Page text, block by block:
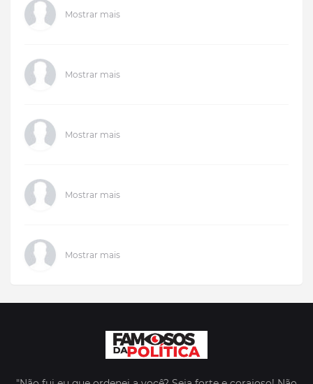
Mostrar mais
Mostrar mais
Mostrar mais
Mostrar mais
Mostrar mais